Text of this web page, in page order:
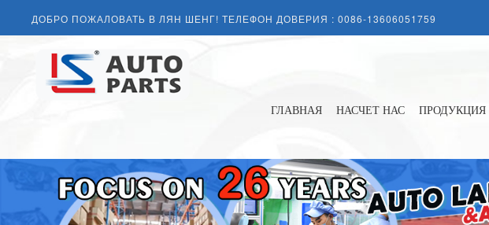
ДОБРО ПОЖАЛОВАТЬ В ЛЯН ШЕНГ! ТЕЛЕФОН ДОВЕРИЯ : 0086-13606051759
ГЛАВНАЯ НАСЧЕТ НАС ПРОДУКЦИЯ